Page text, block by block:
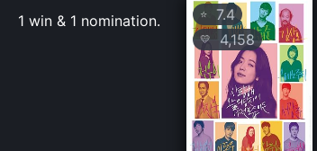
1 win & 1 nomination. ⭐ 7.4
💛 4,158